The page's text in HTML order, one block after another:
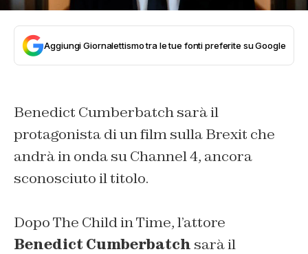
Aggiungi Giornalettismo tra le tue fonti preferite su Google
Benedict Cumberbatch sarà il
protagonista di un film sulla Brexit che
andrà in onda su Channel 4, ancora
sconosciuto il titolo.
DopoThe Child in Time, l’attore
Benedict Cumberbatch sarà il